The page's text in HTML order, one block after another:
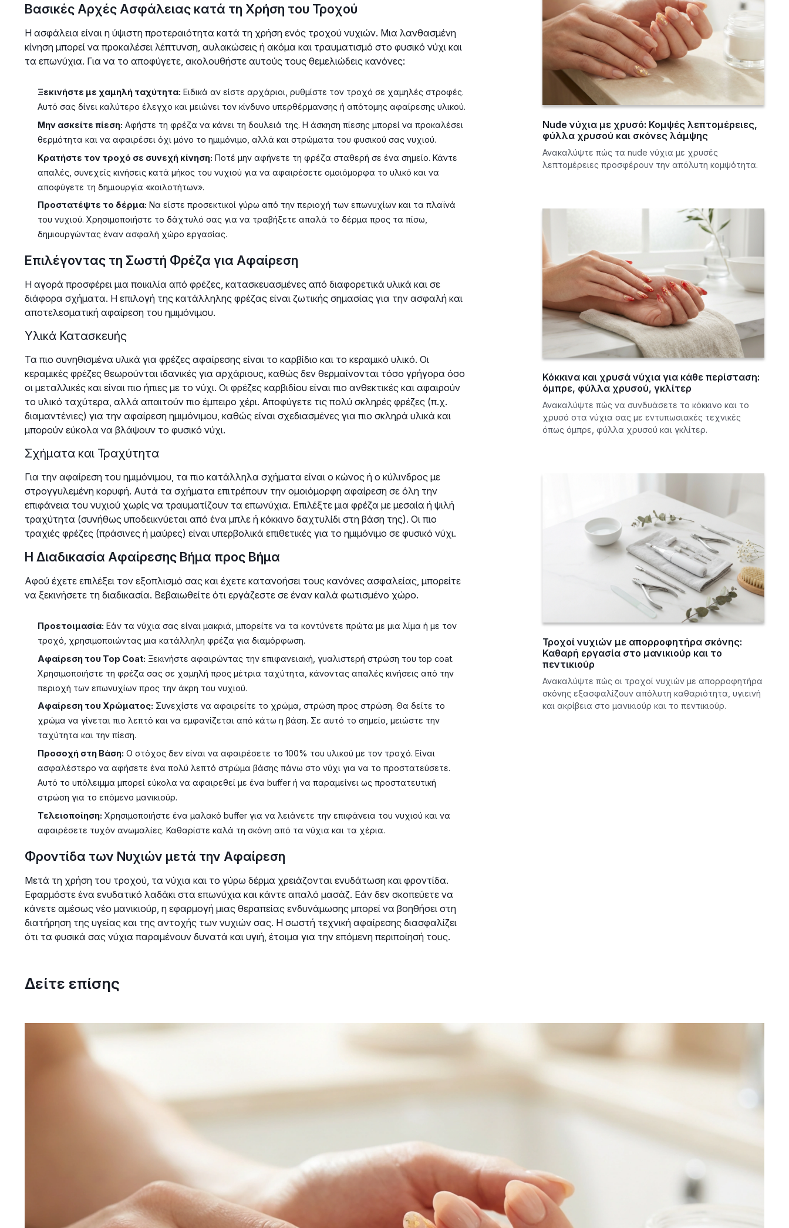
Βασικές Αρχές Ασφάλειας κατά τη Χρήση του Τροχού
Η ασφάλεια είναι η ύψιστη προτεραιότητα κατά τη χρήση ενός τροχού νυχιών. Μια λανθασμένη
κίνηση μπορεί να προκαλέσει λέπτυνση, αυλακώσεις ή ακόμα και τραυματισμό στο φυσικό νύχι και
τα επωνύχια. Για να το αποφύγετε, ακολουθήστε αυτούς τους θεμελιώδεις κανόνες:
Ξεκινήστε με χαμηλή ταχύτητα: Ειδικά αν είστε αρχάριοι, ρυθμίστε τον τροχό σε χαμηλές στροφές.
Αυτό σας δίνει καλύτερο έλεγχο και μειώνει τον κίνδυνο υπερθέρμανσης ή απότομης αφαίρεσης υλικού.
Μην ασκείτε πίεση: Αφήστε τη φρέζα να κάνει τη δουλειά της. Η άσκηση πίεσης μπορεί να προκαλέσει
θερμότητα και να αφαιρέσει όχι μόνο το ημιμόνιμο, αλλά και στρώματα του φυσικού σας νυχιού.
Κρατήστε τον τροχό σε συνεχή κίνηση: Ποτέ μην αφήνετε τη φρέζα σταθερή σε ένα σημείο. Κάντε
απαλές, συνεχείς κινήσεις κατά μήκος του νυχιού για να αφαιρέσετε ομοιόμορφα το υλικό και να
αποφύγετε τη δημιουργία «κοιλοτήτων».
Προστατέψτε το δέρμα: Να είστε προσεκτικοί γύρω από την περιοχή των επωνυχίων και τα πλαϊνά
του νυχιού. Χρησιμοποιήστε το δάχτυλό σας για να τραβήξετε απαλά το δέρμα προς τα πίσω,
δημιουργώντας έναν ασφαλή χώρο εργασίας.
Επιλέγοντας τη Σωστή Φρέζα για Αφαίρεση
Η αγορά προσφέρει μια ποικιλία από φρέζες, κατασκευασμένες από διαφορετικά υλικά και σε
διάφορα σχήματα. Η επιλογή της κατάλληλης φρέζας είναι ζωτικής σημασίας για την ασφαλή και
αποτελεσματική αφαίρεση του ημιμόνιμου.
Υλικά Κατασκευής
Τα πιο συνηθισμένα υλικά για φρέζες αφαίρεσης είναι το καρβίδιο και το κεραμικό υλικό. Οι
κεραμικές φρέζες θεωρούνται ιδανικές για αρχάριους, καθώς δεν θερμαίνονται τόσο γρήγορα όσο
οι μεταλλικές και είναι πιο ήπιες με το νύχι. Οι φρέζες καρβιδίου είναι πιο ανθεκτικές και αφαιρούν
το υλικό ταχύτερα, αλλά απαιτούν πιο έμπειρο χέρι. Αποφύγετε τις πολύ σκληρές φρέζες (π.χ.
διαμαντένιες) για την αφαίρεση ημιμόνιμου, καθώς είναι σχεδιασμένες για πιο σκληρά υλικά και
μπορούν εύκολα να βλάψουν το φυσικό νύχι.
Σχήματα και Τραχύτητα
Για την αφαίρεση του ημιμόνιμου, τα πιο κατάλληλα σχήματα είναι ο κώνος ή ο κύλινδρος με
στρογγυλεμένη κορυφή. Αυτά τα σχήματα επιτρέπουν την ομοιόμορφη αφαίρεση σε όλη την
επιφάνεια του νυχιού χωρίς να τραυματίζουν τα επωνύχια. Επιλέξτε μια φρέζα με μεσαία ή ψιλή
τραχύτητα (συνήθως υποδεικνύεται από ένα μπλε ή κόκκινο δαχτυλίδι στη βάση της). Οι πιο
τραχιές φρέζες (πράσινες ή μαύρες) είναι υπερβολικά επιθετικές για το ημιμόνιμο σε φυσικό νύχι.
Η Διαδικασία Αφαίρεσης Βήμα προς Βήμα
Αφού έχετε επιλέξει τον εξοπλισμό σας και έχετε κατανοήσει τους κανόνες ασφαλείας, μπορείτε
να ξεκινήσετε τη διαδικασία. Βεβαιωθείτε ότι εργάζεστε σε έναν καλά φωτισμένο χώρο.
Προετοιμασία: Εάν τα νύχια σας είναι μακριά, μπορείτε να τα κοντύνετε πρώτα με μια λίμα ή με τον
τροχό, χρησιμοποιώντας μια κατάλληλη φρέζα για διαμόρφωση.
Αφαίρεση του Top Coat: Ξεκινήστε αφαιρώντας την επιφανειακή, γυαλιστερή στρώση του top coat.
Χρησιμοποιήστε τη φρέζα σας σε χαμηλή προς μέτρια ταχύτητα, κάνοντας απαλές κινήσεις από την
περιοχή των επωνυχίων προς την άκρη του νυχιού.
Αφαίρεση του Χρώματος: Συνεχίστε να αφαιρείτε το χρώμα, στρώση προς στρώση. Θα δείτε το
χρώμα να γίνεται πιο λεπτό και να εμφανίζεται από κάτω η βάση. Σε αυτό το σημείο, μειώστε την
ταχύτητα και την πίεση.
Προσοχή στη Βάση: Ο στόχος δεν είναι να αφαιρέσετε το 100% του υλικού με τον τροχό. Είναι
ασφαλέστερο να αφήσετε ένα πολύ λεπτό στρώμα βάσης πάνω στο νύχι για να το προστατεύσετε.
Αυτό το υπόλειμμα μπορεί εύκολα να αφαιρεθεί με ένα buffer ή να παραμείνει ως προστατευτική
στρώση για το επόμενο μανικιούρ.
Τελειοποίηση: Χρησιμοποιήστε ένα μαλακό buffer για να λειάνετε την επιφάνεια του νυχιού και να
αφαιρέσετε τυχόν ανωμαλίες. Καθαρίστε καλά τη σκόνη από τα νύχια και τα χέρια.
Φροντίδα των Νυχιών μετά την Αφαίρεση
Μετά τη χρήση του τροχού, τα νύχια και το γύρω δέρμα χρειάζονται ενυδάτωση και φροντίδα.
Εφαρμόστε ένα ενυδατικό λαδάκι στα επωνύχια και κάντε απαλό μασάζ. Εάν δεν σκοπεύετε να
κάνετε αμέσως νέο μανικιούρ, η εφαρμογή μιας θεραπείας ενδυνάμωσης μπορεί να βοηθήσει στη
διατήρηση της υγείας και της αντοχής των νυχιών σας. Η σωστή τεχνική αφαίρεσης διασφαλίζει
ότι τα φυσικά σας νύχια παραμένουν δυνατά και υγιή, έτοιμα για την επόμενη περιποίησή τους.
Nude νύχια με χρυσό: Κομψές λεπτομέρειες,
φύλλα χρυσού και σκόνες λάμψης
Ανακαλύψτε πώς τα nude νύχια με χρυσές
λεπτομέρειες προσφέρουν την απόλυτη κομψότητα.
Κόκκινα και χρυσά νύχια για κάθε περίσταση:
όμπρε, φύλλα χρυσού, γκλίτερ
Ανακαλύψτε πώς να συνδυάσετε το κόκκινο και το
χρυσό στα νύχια σας με εντυπωσιακές τεχνικές
όπως όμπρε, φύλλα χρυσού και γκλίτερ.
Τροχοί νυχιών με απορροφητήρα σκόνης:
Καθαρή εργασία στο μανικιούρ και το
πεντικιούρ
Ανακαλύψτε πώς οι τροχοί νυχιών με απορροφητήρα
σκόνης εξασφαλίζουν απόλυτη καθαριότητα, υγιεινή
και ακρίβεια στο μανικιούρ και το πεντικιούρ.
Δείτε επίσης